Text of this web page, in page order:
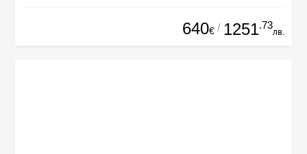
640€ / 1251.73
лв.